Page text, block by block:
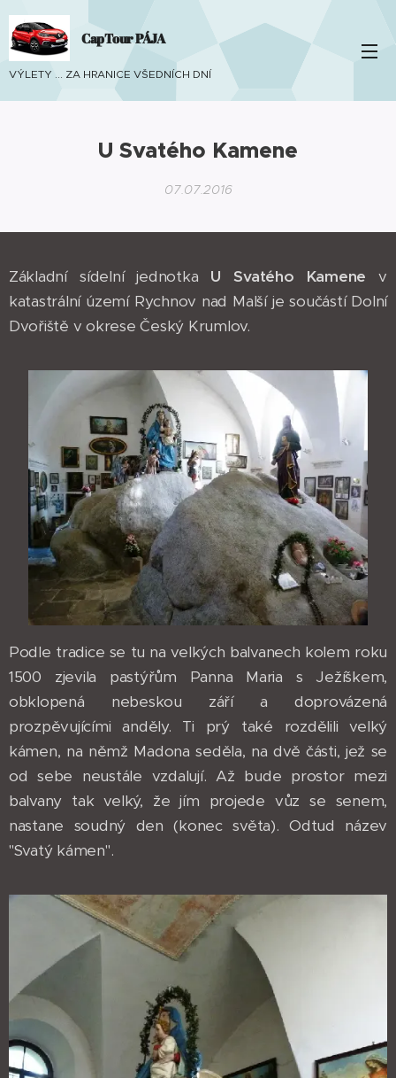
CapTour PÁJA
VÝLETY ... ZA HRANICE VŠEDNÍCH DNÍ
U Svatého Kamene
07.07.2016
Základní sídelní jednotka U Svatého Kamene v
katastrální území Rychnov nad Malší je součástí Dolní
Dvořiště v okrese Český Krumlov.
Podle tradice se tu na velkých balvanech kolem roku
1500 zjevila pastýřům Panna Maria s Ježíškem,
obklopená nebeskou září a doprovázená
prozpěvujícími anděly. Ti prý také rozdělili velký
kámen, na němž Madona seděla, na dvě části, jež se
od sebe neustále vzdalují. Až bude prostor mezi
balvany tak velký, že jím projede vůz se senem,
nastane soudný den (konec světa). Odtud název
"Svatý kámen".